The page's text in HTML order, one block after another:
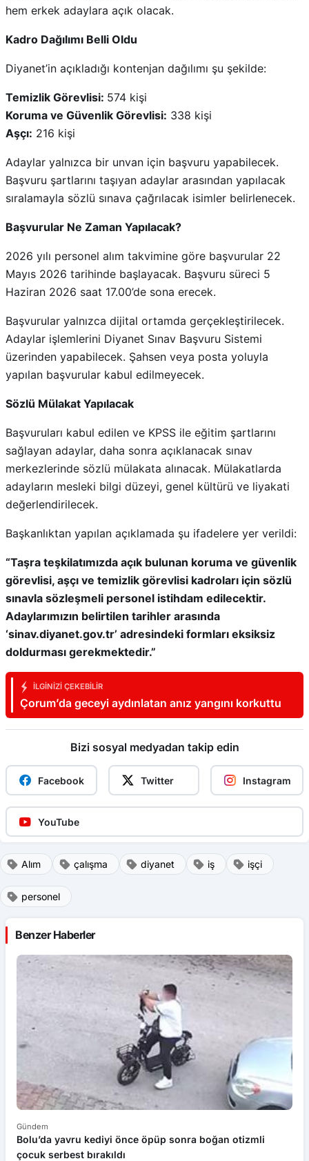
hem erkek adaylara açık olacak.
Kadro Dağılımı Belli Oldu
Diyanet’in açıkladığı kontenjan dağılımı şu şekilde:
Temizlik Görevlisi: 574 kişi
Koruma ve Güvenlik Görevlisi: 338 kişi
Aşçı: 216 kişi
Adaylar yalnızca bir unvan için başvuru yapabilecek.
Başvuru şartlarını taşıyan adaylar arasından yapılacak
sıralamayla sözlü sınava çağrılacak isimler belirlenecek.
Başvurular Ne Zaman Yapılacak?
2026 yılı personel alım takvimine göre başvurular 22
Mayıs 2026 tarihinde başlayacak. Başvuru süreci 5
Haziran 2026 saat 17.00’de sona erecek.
Başvurular yalnızca dijital ortamda gerçekleştirilecek.
Adaylar işlemlerini Diyanet Sınav Başvuru Sistemi
üzerinden yapabilecek. Şahsen veya posta yoluyla
yapılan başvurular kabul edilmeyecek.
Sözlü Mülakat Yapılacak
Başvuruları kabul edilen ve KPSS ile eğitim şartlarını
sağlayan adaylar, daha sonra açıklanacak sınav
merkezlerinde sözlü mülakata alınacak. Mülakatlarda
adayların mesleki bilgi düzeyi, genel kültürü ve liyakati
değerlendirilecek.
Başkanlıktan yapılan açıklamada şu ifadelere yer verildi:
“Taşra teşkilatımızda açık bulunan koruma ve güvenlik
görevlisi, aşçı ve temizlik görevlisi kadroları için sözlü
sınavla sözleşmeli personel istihdam edilecektir.
Adaylarımızın belirtilen tarihler arasında
‘sinav.diyanet.gov.tr’ adresindeki formları eksiksiz
doldurması gerekmektedir.”
İLGINIZI ÇEKEBILIR
Çorum’da geceyi aydınlatan anız yangını korkuttu
Bizi sosyal medyadan takip edin
Facebook Twitter Instagram
YouTube
Alım çalışma diyanet iş işçi
personel
Benzer Haberler
Gündem
Bolu’da yavru kediyi önce öpüp sonra boğan otizmli
çocuk serbest bırakıldı